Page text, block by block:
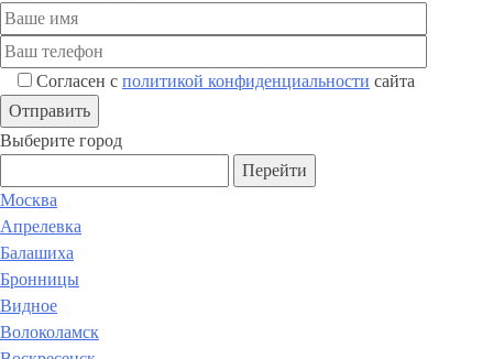
Согласен с политикой конфиденциальности сайта
Выберите город
Перейти
Москва
Апрелевка
Балашиха
Бронницы
Видное
Волоколамск